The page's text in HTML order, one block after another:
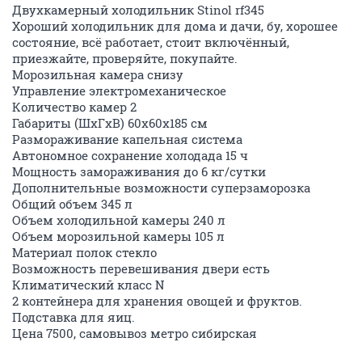
Двухкамерный холодильник Stinol rf345
Хороший холодильник для дома и дачи, бу, хорошее
состояние, всё работает, стоит включённый,
приезжайте, проверяйте, покупайте.
Морозильная камера снизу
Управление электромеханическое
Количество камер 2
Габариты (ШxГxВ) 60x60x185 см
Размораживание капельная система
Автономное сохранение холодада 15 ч
Мощность замораживания до 6 кг/cутки
Дополнительные возможности суперзаморозка
Общий объем 345 л
Объем холодильной камеры 240 л
Объем морозильной камеры 105 л
Материал полок стекло
Возможность перевешивания двери есть
Климатический класс N
2 контейнера для хранения овощей и фруктов.
Подставка для яиц.
Цена 7500, самовывоз метро сибирская